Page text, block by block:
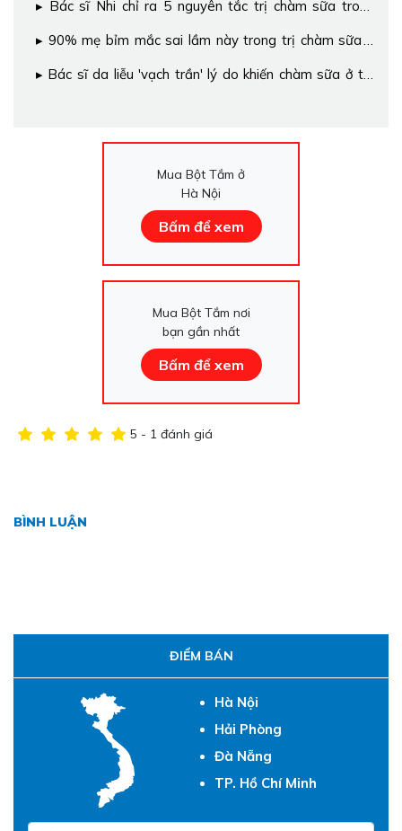
Bác sĩ Nhi chỉ ra 5 nguyên tắc trị chàm sữa trong
90% mẹ bỉm mắc sai lầm này trong trị chàm sữa ở
Bác sĩ da liễu 'vạch trần' lý do khiến chàm sữa ở trẻ
Mua Bột Tắm ở
Hà Nội
Bấm để xem
Mua Bột Tắm nơi
bạn gần nhất
Bấm để xem
5 - 1 đánh giá
BÌNH LUẬN
ĐIỂM BÁN
Hà Nội
Hải Phòng
Đà Nẵng
TP. Hồ Chí Minh